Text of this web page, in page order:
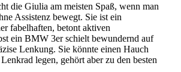
die Giulia am meisten Spaß, wenn man
Assistenz bewegt. Sie ist ein
fabelhaften, betont aktiven
ein BMW 3er schielt bewundernd auf
Lenkung. Sie könnte einen Hauch
legen, gehört aber zu den besten